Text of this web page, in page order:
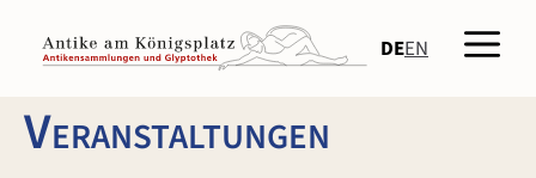
Inhalt
springen
DEEN
Veranstaltungen